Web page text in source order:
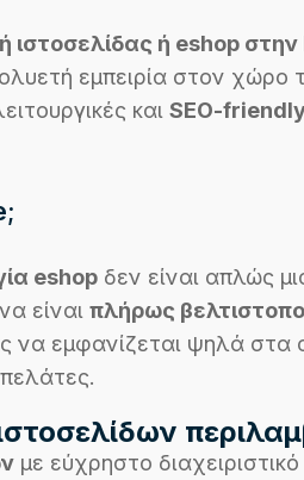
ιστοσελίδας ή eshop
εμπειρία στον χώρο
και SEO-
eshopδεν είναι απλώς
είναι πλήρως
να εμφανίζεται ψηλά στα
με εύχρηστο